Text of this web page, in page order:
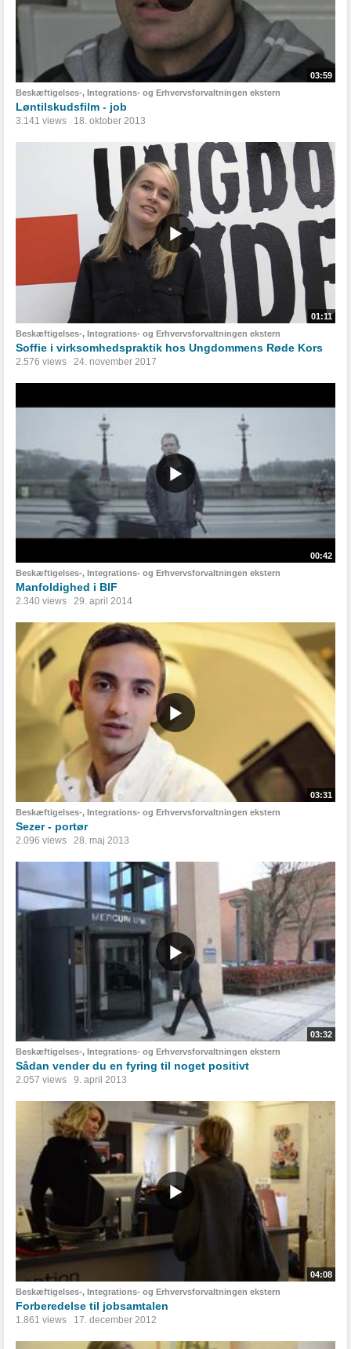
03:59
Beskæftigelses-, Integrations- og Erhvervsforvaltningen ekstern
Løntilskudsfilm - job
3.141 views 18. oktober 2013
01:11
Beskæftigelses-, Integrations- og Erhvervsforvaltningen ekstern
Soffie i virksomhedspraktik hos Ungdommens Røde Kors
2.576 views 24. november 2017
00:42
Beskæftigelses-, Integrations- og Erhvervsforvaltningen ekstern
Manfoldighed i BIF
2.340 views 29. april 2014
03:31
Beskæftigelses-, Integrations- og Erhvervsforvaltningen ekstern
Sezer - portør
2.096 views 28. maj 2013
03:32
Beskæftigelses-, Integrations- og Erhvervsforvaltningen ekstern
Sådan vender du en fyring til noget positivt
2.057 views 9. april 2013
04:08
Beskæftigelses-, Integrations- og Erhvervsforvaltningen ekstern
Forberedelse til jobsamtalen
1.861 views 17. december 2012